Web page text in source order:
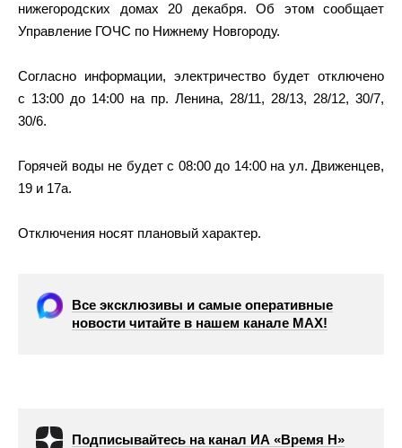
нижегородских домах 20 декабря. Об этом сообщает
Управление ГОЧС по Нижнему Новгороду.
Согласно информации, электричество будет отключено
с 13:00 до 14:00 на пр. Ленина, 28/11, 28/13, 28/12, 30/7,
30/6.
Горячей воды не будет с 08:00 до 14:00 на ул. Движенцев,
19 и 17а.
Отключения носят плановый характер.
Все эксклюзивы и самые оперативные
новости читайте в нашем канале МАХ!
Подписывайтесь на канал ИА «Время Н»